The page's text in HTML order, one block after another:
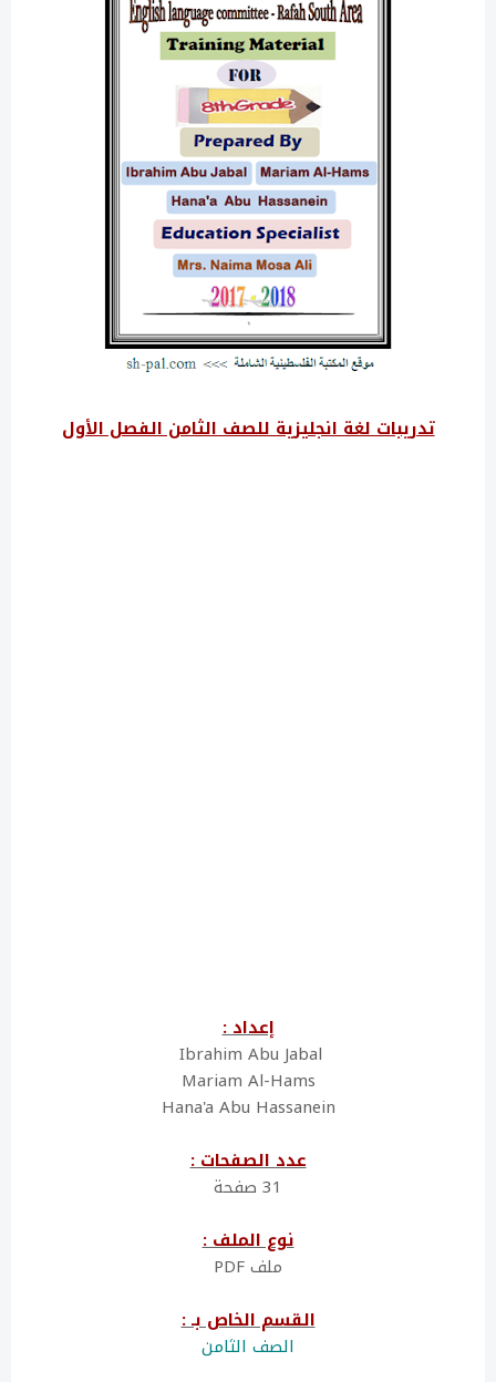
تدريبات لغة انجليزية للصف الثامن الفصل الأول
إعداد :
Ibrahim Abu Jabal
Mariam Al-Hams
Hana'a Abu Hassanein
عدد الصفحات :
31 صفحة
نوع الملف :
ملف PDF
القسم الخاص بـ :
الصف الثامن